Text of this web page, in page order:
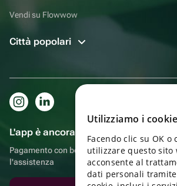
Vendi su Flowwow
Città popolari
L'app è ancora più comoda!
Pagamento con bonus, autoconsegna,
l'assistenza
Utilizziamo i cookie
Facendo clic su OK o
utilizzare questo sito
acconsente al
dati personali